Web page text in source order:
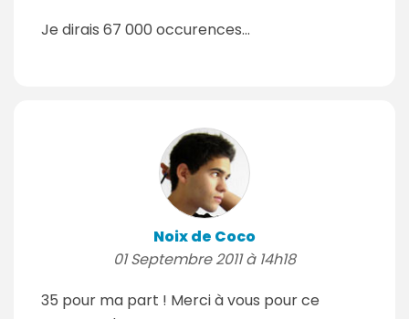
Je dirais 67 000 occurences...
Noix de Coco
01 Septembre 2011 à 14h18
35 pour ma part ! Merci à vous pour ce